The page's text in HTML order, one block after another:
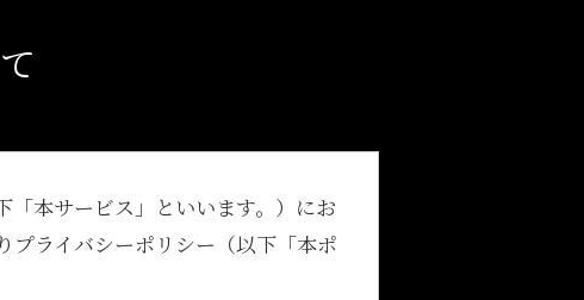
「本サービス」といいます。）にお
プライバシーポリシー（以下「本ポ